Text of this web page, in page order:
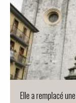
Elle a remplacé